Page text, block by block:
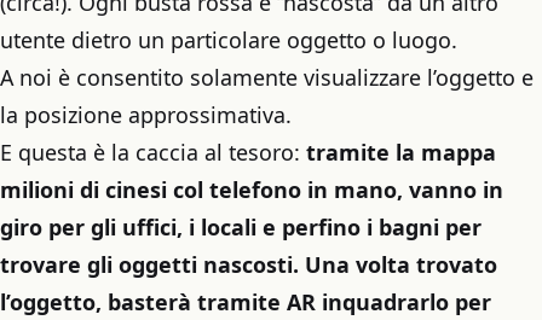
utente dietro un particolare oggetto o luogo.
A noi è consentito solamente visualizzare l’oggetto e
la posizione approssimativa.
E questa è la caccia al tesoro: tramite la mappa
milioni di cinesi col telefono in mano, vanno in
giro per gli uffici, i locali e perfino i bagni per
trovare gli oggetti nascosti. Una volta trovato
l’oggetto, basterà tramite AR inquadrarlo per